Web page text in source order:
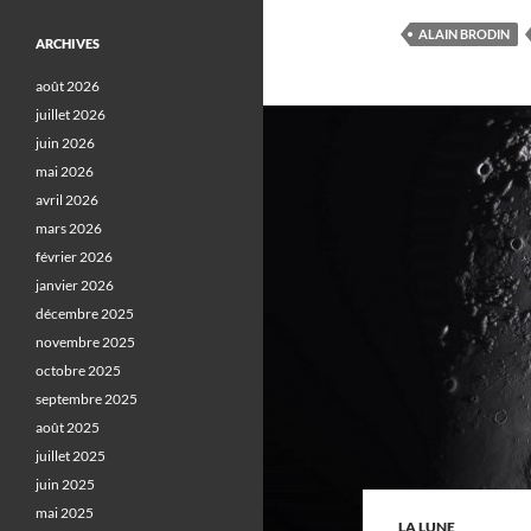
ALAIN BRODIN
LA LUNE
ARCHIVES
août 2026
juillet 2026
juin 2026
mai 2026
avril 2026
mars 2026
février 2026
janvier 2026
décembre 2025
novembre 2025
octobre 2025
septembre 2025
août 2025
juillet 2025
juin 2025
mai 2025